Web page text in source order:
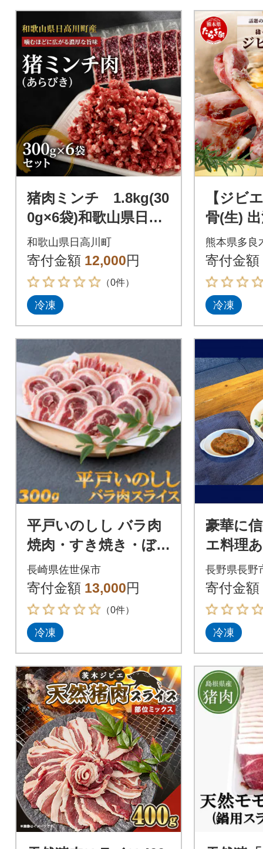
猪肉ミンチ 1.8kg(30
0g×6袋)和歌山県日高
川町産 ジビエ
和歌山県日高川町
寄付金額 12,000円
（0件）
冷凍
【ジビ
骨(生)
熊本県多良
寄付金額
冷凍
平戸いのしし バラ肉
焼肉・すき焼き・ぼ
たん鍋用 スライス(30
0g)
長崎県佐世保市
寄付金額 13,000円
（0件）
冷凍
豪華に
エ料理
合わせ
長野県長野
寄付金額
冷凍